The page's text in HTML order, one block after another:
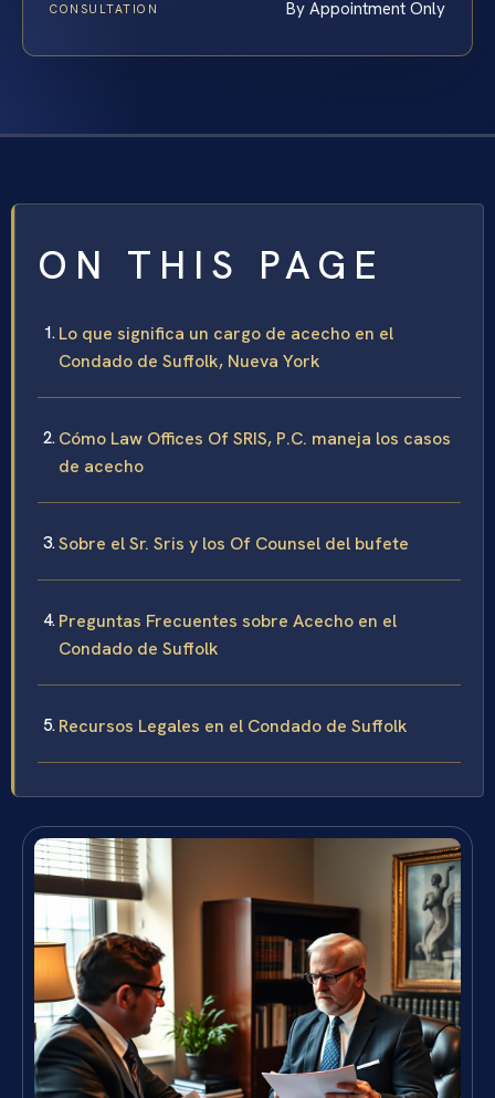
CONSULTATION By Appointment Only
ON THIS PAGE
Lo que significa un cargo de acecho en el
Condado de Suffolk, Nueva York
Cómo Law Offices Of SRIS, P.C. maneja los casos
de acecho
Sobre el Sr. Sris y los Of Counsel del bufete
Preguntas Frecuentes sobre Acecho en el
Condado de Suffolk
Recursos Legales en el Condado de Suffolk